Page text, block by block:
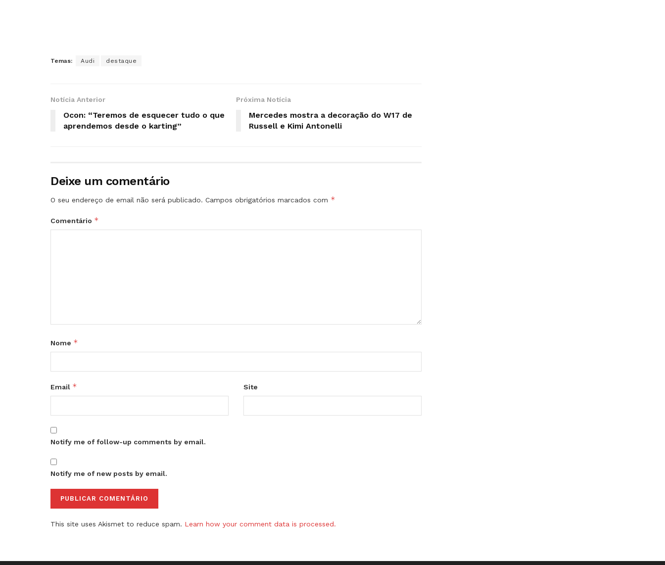
Temas: Audi destaque
Notícia Anterior
Ocon: “Teremos de esquecer tudo o que
aprendemos desde o karting”
Próxima Notícia
Mercedes mostra a decoração do W17 de
Russell e Kimi Antonelli
Deixe um comentário
O seu endereço de email não será publicado. Campos obrigatórios marcados com *
Comentário *
Nome *
Email * Site
Notify me of follow-up comments by email.
Notify me of new posts by email.
This site uses Akismet to reduce spam. Learn how your comment data is processed.